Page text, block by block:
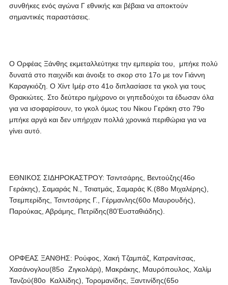
συνθήκες ενός αγώνα Γ εθνικής και βέβαια να αποκτούν
σημαντικές παραστάσεις.
Ο Ορφέας Ξάνθης εκμεταλλεύτηκε την εμπειρία του, μπήκε πολύ
δυνατά στο παιχνίδι και άνοιξε το σκορ στο 17ο με τον Γιάννη
Καραγκιόζη. Ο Χίντ Ιμέρ στο 41ο διπλασίασε τα γκολ για τους
Θρακιώτες. Στο δεύτερο ημίχρονο οι γηπεδούχοι τα έδωσαν όλα
για να ισοφαρίσουν, το γκολ όμως του Νίκου Γεράκη στο 79ο
μπήκε αργά και δεν υπήρχαν πολλά χρονικά περιθώρια για να
γίνει αυτό.
ΕΘΝΙΚΟΣ ΣΙΔΗΡΟΚΑΣΤΡΟΥ: Τσιντσάρης, Βεντούζης(46ο
Γεράκης), Σαμαράς Ν., Τσιατμάς, Σαμαράς Κ.(88ο Μιχαλέρης),
Τσεμπερίδης, Τσιντσάρης Γ., Γέρμανλης(60ο Μαυρουδής),
Παρούκας, Αβράμης, Πετρίδης(80’Ευσταθιάδης).
ΟΡΦΕΑΣ ΞΑΝΘΗΣ: Ρούφος, Χακή Τζαμπάζ, Κατρανίτσας,
Χασάνογλου(85ο Ζιγκολάρι), Μακράκης, Μαυρόπουλος, Χαλίμ
Τανζού(80ο Καλλίδης), Τορομανίδης, Ξαντινίδης(65ο